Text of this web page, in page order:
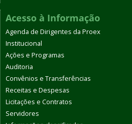
Acesso à Informação
Agenda de Dirigentes da Proex
Institucional
Ações e Programas
Auditoria
Convênios e Transferências
Receitas e Despesas
Licitações e Contratos
Servidores